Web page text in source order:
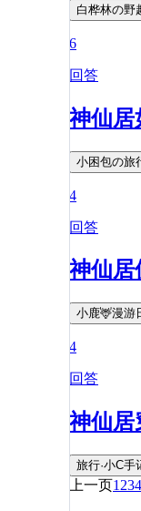
白桦林の野
6
回答
神仙居
小困包の旅
4
回答
神仙居
小鹿🦌漫游
4
回答
神仙居
旅行·小C手
上一页1 234